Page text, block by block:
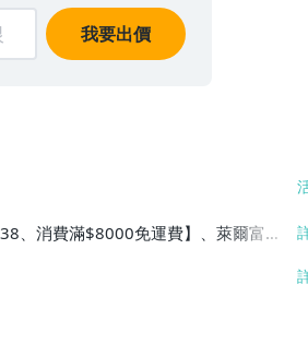
我要出價
、消費滿$8000免運費】、萊爾富取
免運費】、郵局掛號【單件運費